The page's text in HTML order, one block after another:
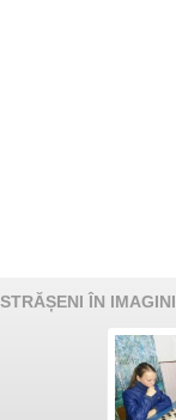
STRĂȘENI ÎN IMAGINI